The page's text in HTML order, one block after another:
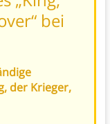
bei
der Krieger,